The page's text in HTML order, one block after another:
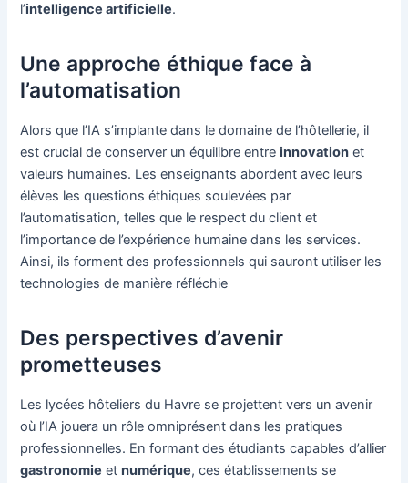
l’intelligence artificielle.
Une approche éthique face à
l’automatisation
Alors que l’IA s’implante dans le domaine de l’hôtellerie, il
est crucial de conserver un équilibre entreinnovation et
valeurs humaines. Les enseignants abordent avec leurs
élèves les questions éthiques soulevées par
l’automatisation, telles que le respect du client et
l’importance de l’expérience humaine dans les services.
Ainsi, ils forment des professionnels qui sauront utiliser les
technologies de manière réfléchie
Des perspectives d’avenir
prometteuses
Les lycées hôteliers du Havre se projettent vers un avenir
où l’IA jouera un rôle omniprésent dans les pratiques
professionnelles. En formant des étudiants capables d’allier
gastronomie etnumérique, ces établissements se